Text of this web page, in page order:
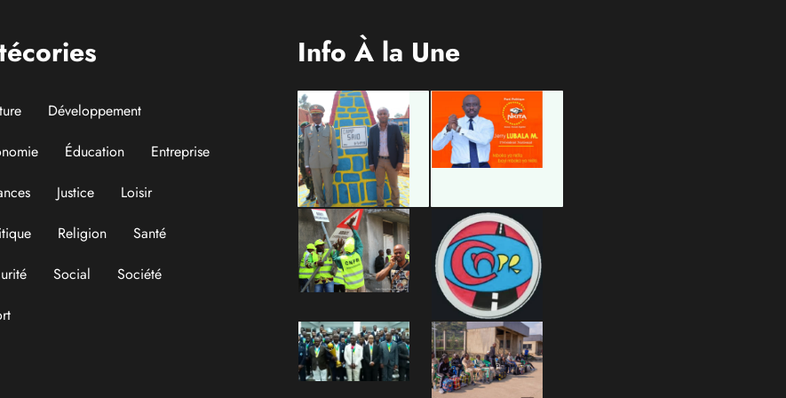
Développement
Éducation
Entreprise
Justice
Loisir
Religion
Santé
Social
Société
Info À la Une